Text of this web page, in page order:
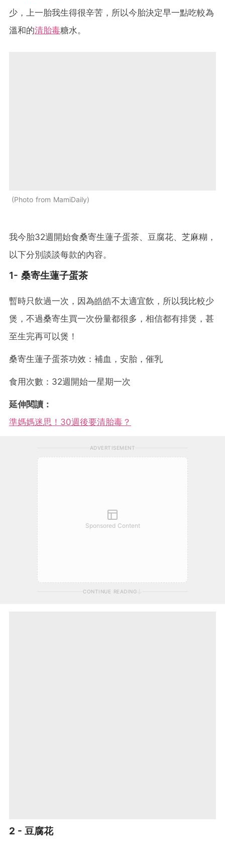
少，上一胎我生得很辛苦，所以今胎決定早一點吃較為
溫和的清胎毒糖水。
Photo from MamiDaily
我今胎32週開始食桑寄生蓮子蛋茶、豆腐花、芝麻糊，
以下分別談談每款的內容。
1- 桑寄生蓮子蛋茶
暫時只飲過一次，因為皓皓不太適宜飲，所以我比較少
煲，不過桑寄生買一次份量都很多，相信都有排煲，甚
至生完再可以煲！
桑寄生蓮子蛋茶功效：補血，安胎，催乳
食用次數：32週開始一星期一次
延伸閱讀：
準媽媽迷思！30週後要清胎毒？
ADVERTISEMENT
Sponsored Content
CONTINUE READING
2 - 豆腐花